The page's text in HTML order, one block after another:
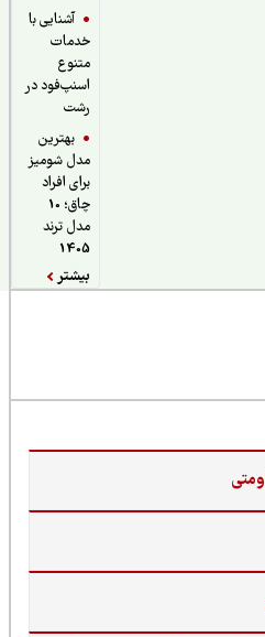
آشنایی با
خدمات
اسنپ‌فود در
بهترین
مدل شومیز
برای افراد
چاق؛ 10
مدل ترند